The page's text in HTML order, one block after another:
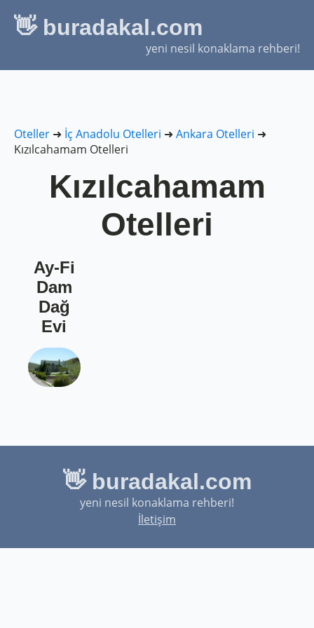
👋 buradakal.com
yeni nesil konaklama rehberi!
Oteller ➜ İç Anadolu Otelleri ➜ Ankara Otelleri ➜
Kızılcahamam Otelleri
Kızılcahamam
Otelleri
Ay-Fi
Dam
Dağ
Evi
👋 buradakal.com
yeni nesil konaklama rehberi!
İletişim